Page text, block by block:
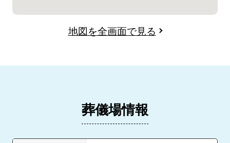
地図を全画面で見る
葬儀場情報